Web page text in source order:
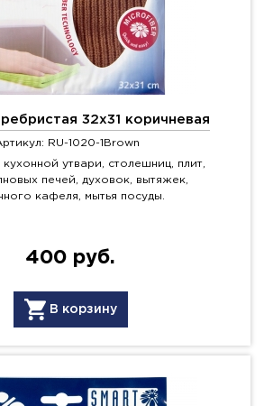
32х31 коричневая
RU-1020-1Brown
кухонной утвари, столешниц, плит,
печей, духовок, вытяжек,
кафеля, мытья посуды.
400 руб.
В корзину